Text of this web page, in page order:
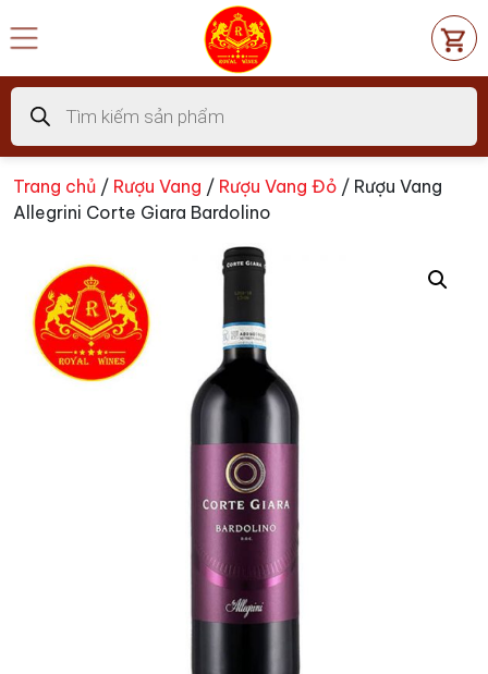
đến
dung
Tìm
kiếm
sản
phẩm
Trang chủ / Rượu Vang / Rượu Vang Đỏ / Rượu Vang
Allegrini Corte Giara Bardolino